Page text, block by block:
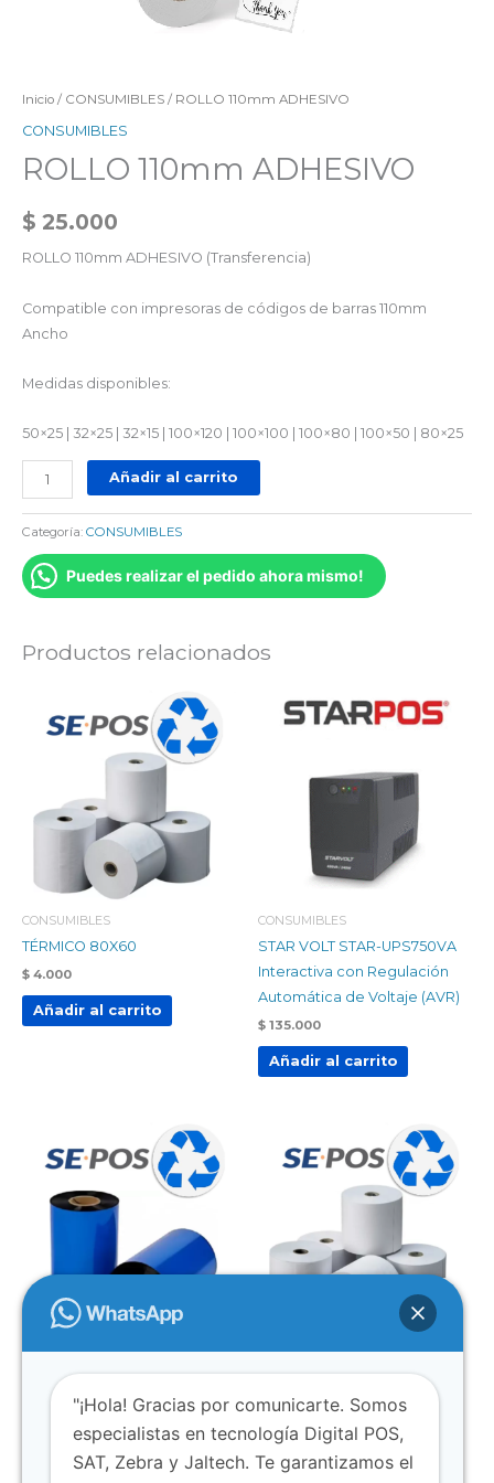
Inicio / CONSUMIBLES / ROLLO 110mm ADHESIVO
CONSUMIBLES
ROLLO 110mm ADHESIVO
$ 25.000
ROLLO 110mm ADHESIVO (Transferencia)
Compatible con impresoras de códigos de barras 110mm
Ancho
Medidas disponibles:
50×25 | 32×25 | 32×15 | 100×120 | 100×100 | 100×80 | 100×50 | 80×25
Añadir al carrito
Categoría: CONSUMIBLES
Puedes realizar el pedido ahora mismo!
Productos relacionados
CONSUMIBLES
TÉRMICO 80X60
$ 4.000
Añadir al carrito
CONSUMIBLES
STAR VOLT STAR-UPS750VA
Interactiva con Regulación
Automática de Voltaje (AVR)
$ 135.000
Añadir al carrito
CONSUMIBLES
RESINA 110X300
60.000
Añadir al carrito
AGOTADO
CONSUMIBLES
TÉRMICO 58mmX30
$2.500
Leer más
"¡Hola! Gracias por comunicarte. Somos
especialistas en tecnología Digital POS,
SAT, Zebra y Jaltech. Te garantizamos el